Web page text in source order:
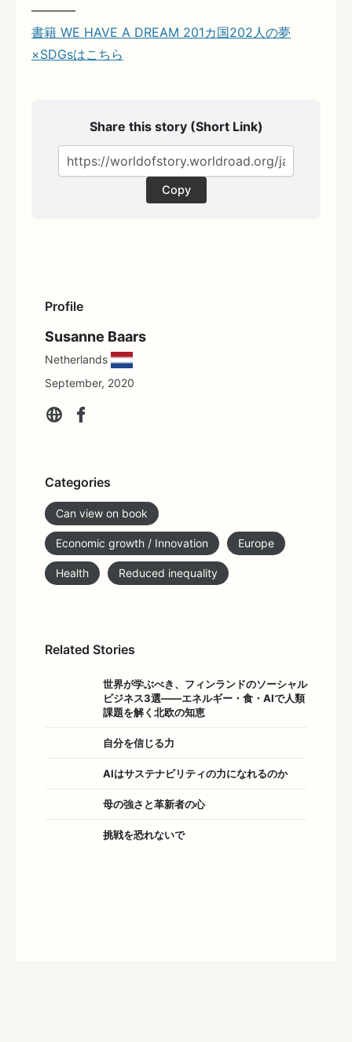
Profile
Susanne Baars
Netherlands
September, 2020
Categories
Can view on book
Economic growth / Innovation Europe
Health Reduced inequality
Related Stories
世界が学ぶべき、フィンランドのソーシャル
ビジネス3選――エネルギー・食・AIで人類
課題を解く北欧の知恵
自分を信じる力
AIはサステナビリティの力になれるのか
母の強さと革新者の心
挑戦を恐れないで
———–
書籍 WE HAVE A DREAM 201カ国202人の夢
×SDGsはこちら
Share this story (Short Link)
Copy